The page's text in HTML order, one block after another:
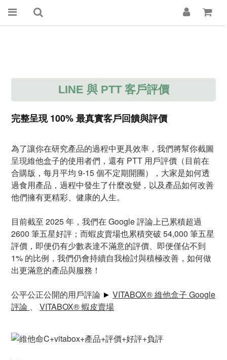
LINE 與 PTT 客戶評價
完整呈現100% 最真實客戶回饋與評價
為了讓你在研究產品的過程中更具效率，我們將幫你截圖
呈現維他盒子的使用者們，還有 PTT 用戶評價（目前在
合購版，每月平均 9-15 個不定期開團），大家是如何透
過食用產品，過程中發生了什麼改變，以及產品如何改善
他們擁有更精彩、健康的人生。
目前截至 2025 年，我們在 Google 評論上已累積超過
2600 筆五星好評；而蝦皮賣場也累積突破 54,000 筆五星
評價，即便仍有少數表達不滿意的評價、即便僅佔不到
1% 的比例，我們仍會持續自我檢討與積極改善，如何做
出更滿意的產品與服務！
公平公正公開的用戶評論 ► VITABOX® 維他盒子 Google
評論 、 VITABOX® 蝦皮賣場